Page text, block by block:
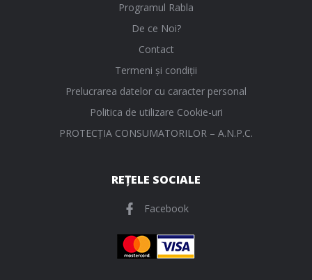
Programul Rabla
De ce Noi?
Contact
Termeni și condiții
Prelucrarea datelor cu caracter personal
Politica de utilizare Cookie-uri
PROTECŢIA CONSUMATORILOR – A.N.P.C.
REȚELE SOCIALE
Facebook